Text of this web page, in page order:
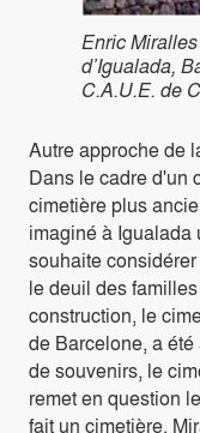
Enric
d’Igualada,
C.A.U.E. de
Autre approche de
Dans le cadre d'un
cimetière plus
imaginé à Igualada
souhaite
le deuil des
construction, le
de Barcelone, a
de souvenirs, le
remet en question
fait un cimetière.